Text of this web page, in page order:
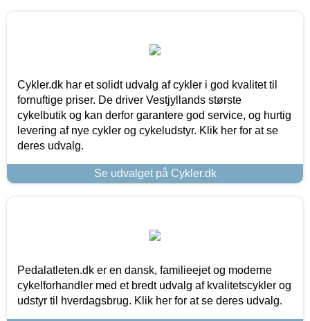
Cykler.dk har et solidt udvalg af cykler i god kvalitet til
fornuftige priser. De driver Vestjyllands største
cykelbutik og kan derfor garantere god service, og hurtig
levering af nye cykler og cykeludstyr. Klik her for at se
deres udvalg.
Se udvalget på Cykler.dk
Pedalatleten.dk er en dansk, familieejet og moderne
cykelforhandler med et bredt udvalg af kvalitetscykler og
udstyr til hverdagsbrug. Klik her for at se deres udvalg.